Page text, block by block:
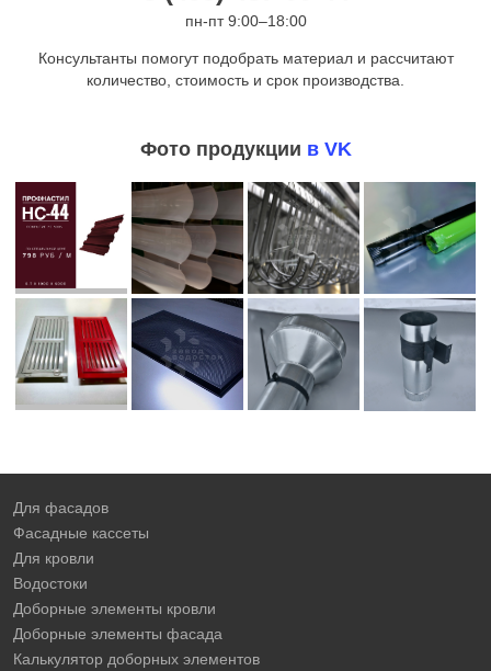
пн-пт 9:00–18:00
Консультанты помогут подобрать материал и рассчитают
количество, стоимость и срок производства.
Фото продукции в VK
Для фасадов
Фасадные кассеты
Для кровли
Водостоки
Доборные элементы кровли
Доборные элементы фасада
Калькулятор доборных элементов